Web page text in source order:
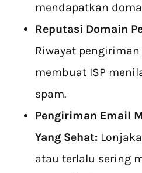
mendapatkan
Reputasi Domain
Riwayat
membuat ISP
spam.
Pengiriman Email
Yang Sehat:
atau terlalu sering